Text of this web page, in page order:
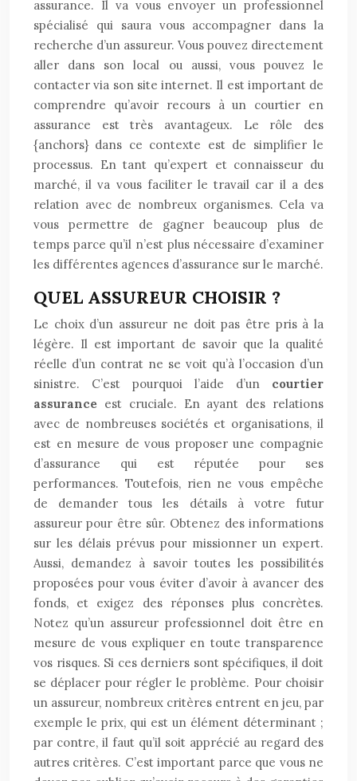
assurance. Il va vous envoyer un professionnel
spécialisé qui saura vous accompagner dans la
recherche d’un assureur. Vous pouvez directement
aller dans son local ou aussi, vous pouvez le
contacter via son site internet. Il est important de
comprendre qu’avoir recours à un courtier en
assurance est très avantageux. Le rôle des
{anchors} dans ce contexte est de simplifier le
processus. En tant qu’expert et connaisseur du
marché, il va vous faciliter le travail car il a des
relation avec de nombreux organismes. Cela va
vous permettre de gagner beaucoup plus de
temps parce qu’il n’est plus nécessaire d’examiner
les différentes agences d’assurance sur le marché.
QUEL ASSUREUR CHOISIR ?
Le choix d’un assureur ne doit pas être pris à la
légère. Il est important de savoir que la qualité
réelle d’un contrat ne se voit qu’à l’occasion d’un
sinistre. C’est pourquoi l’aide d’un courtier
assurance est cruciale. En ayant des relations
avec de nombreuses sociétés et organisations, il
est en mesure de vous proposer une compagnie
d’assurance qui est réputée pour ses
performances. Toutefois, rien ne vous empêche
de demander tous les détails à votre futur
assureur pour être sûr. Obtenez des informations
sur les délais prévus pour missionner un expert.
Aussi, demandez à savoir toutes les possibilités
proposées pour vous éviter d’avoir à avancer des
fonds, et exigez des réponses plus concrètes.
Notez qu’un assureur professionnel doit être en
mesure de vous expliquer en toute transparence
vos risques. Si ces derniers sont spécifiques, il doit
se déplacer pour régler le problème. Pour choisir
un assureur, nombreux critères entrent en jeu, par
exemple le prix, qui est un élément déterminant ;
par contre, il faut qu’il soit apprécié au regard des
autres critères. C’est important parce que vous ne